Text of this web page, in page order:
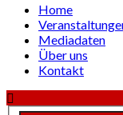
Home
Mediadaten
Über uns
Kontakt